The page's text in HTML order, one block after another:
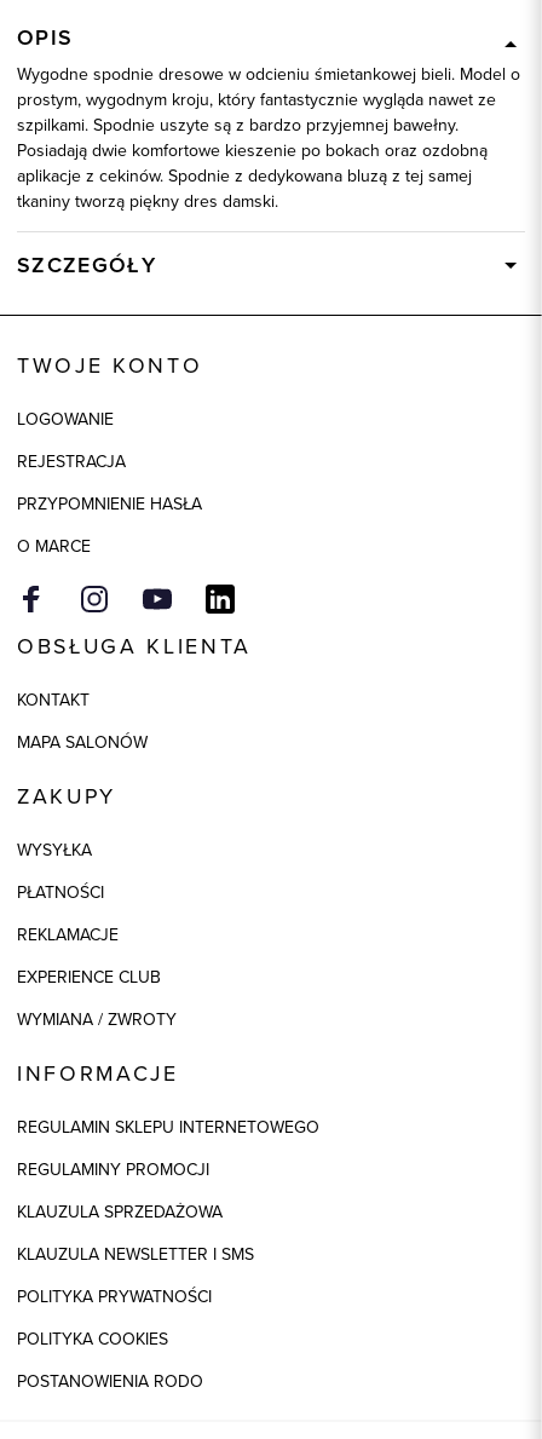
OPIS
Wygodne spodnie dresowe w odcieniu śmietankowej bieli. Model o
prostym, wygodnym kroju, który fantastycznie wygląda nawet ze
szpilkami. Spodnie uszyte są z bardzo przyjemnej bawełny.
Posiadają dwie komfortowe kieszenie po bokach oraz ozdobną
aplikacje z cekinów. Spodnie z dedykowana bluzą z tej samej
tkaniny tworzą piękny dres damski.
SZCZEGÓŁY
Skład tkaniny
TWOJE KONTO
LOGOWANIE
REJESTRACJA
PRZYPOMNIENIE HASŁA
O MARCE
OBSŁUGA KLIENTA
KONTAKT
MAPA SALONÓW
ZAKUPY
WYSYŁKA
PŁATNOŚCI
REKLAMACJE
EXPERIENCE CLUB
WYMIANA / ZWROTY
INFORMACJE
REGULAMIN SKLEPU INTERNETOWEGO
REGULAMINY PROMOCJI
KLAUZULA SPRZEDAŻOWA
KLAUZULA NEWSLETTER I SMS
POLITYKA PRYWATNOŚCI
POLITYKA COOKIES
POSTANOWIENIA RODO